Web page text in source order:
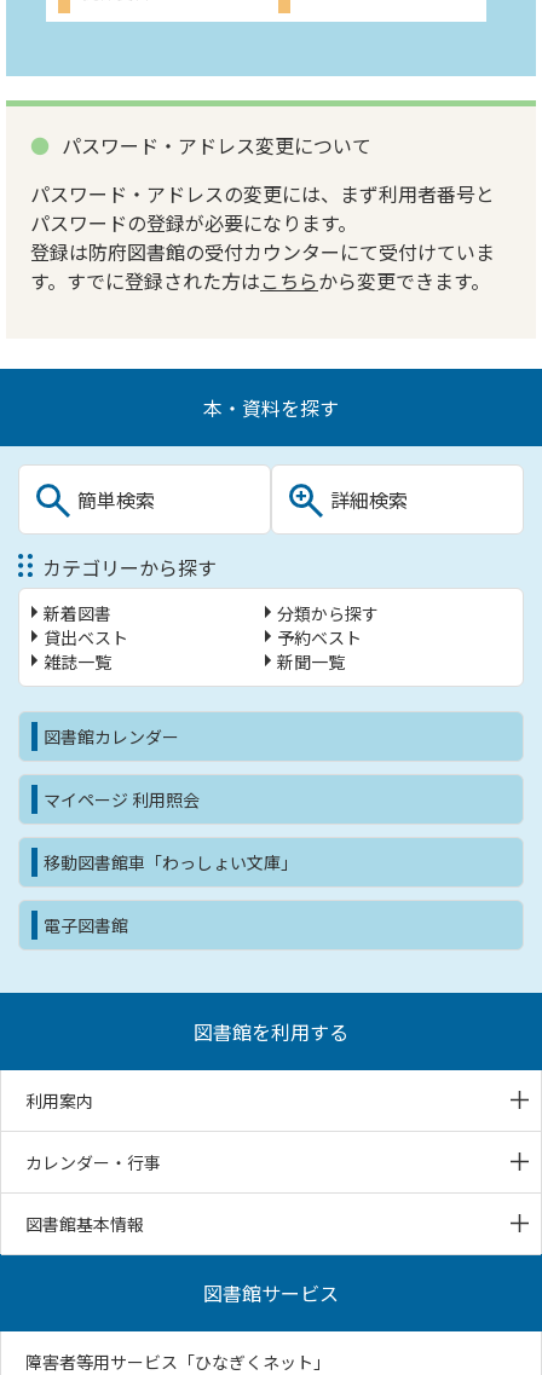
パスワード・アドレス変更について
パスワード・アドレスの変更には、まず利用者番号と
パスワードの登録が必要になります。
登録は防府図書館の受付カウンターにて受付けていま
す。すでに登録された方はこちらから変更できます。
本・資料を探す
簡単検索 詳細検索
カテゴリーから探す
新着図書
分類から探す
貸出ベスト
予約ベスト
雑誌一覧
新聞一覧
図書館カレンダー
マイページ 利用照会
移動図書館車「わっしょい文庫」
電子図書館
図書館を利用する
利用案内
カレンダー・行事
図書館基本情報
図書館サービス
障害者等用サービス「ひなぎくネット」